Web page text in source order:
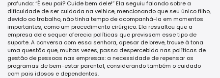
profunda: “É seu pai? Cuide bem dele!” Ela seguiu falando sobre a
dificuldade de ser cuidada na velhice, mencionando que seu único filho,
devido ao trabalho, não tinha tempo de acompanhá-la em momentos
importantes, como um procedimento cirúrgico. Ela ressaltou que a
empresa dele sequer oferecia políticas que previssem esse tipo de
suporte. A conversa com essa senhora, apesar de breve, trouxe à tona
uma questão que, muitas vezes, passa despercebida nas políticas de
gestão de pessoas nas empresas: a necessidade de repensar os
programas de bem-estar parental, considerando também o cuidado
com pais idosos e dependentes.